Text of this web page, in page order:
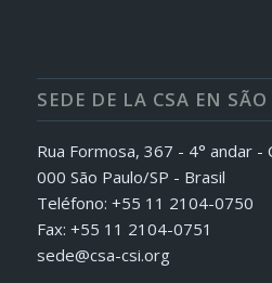
SEDE DE LA CSA EN
Rua Formosa, 367 - 4° andar -
000 São Paulo/SP - Brasil
Teléfono: +55 11 2104-0750
Fax: +55 11 2104-0751
sede@csa-csi.org